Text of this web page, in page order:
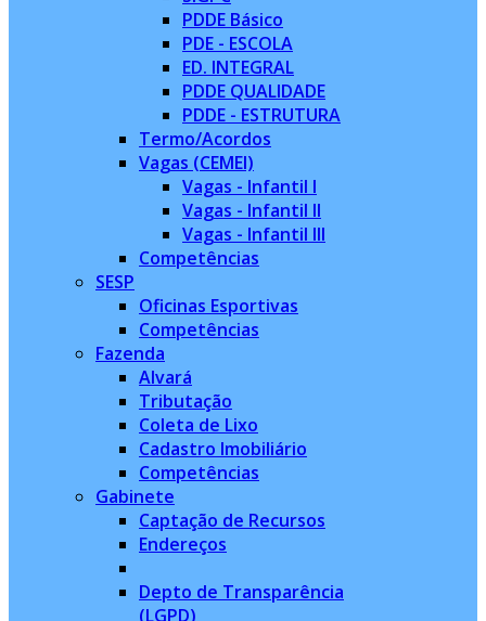
PDDE Básico
PDE - ESCOLA
ED. INTEGRAL
PDDE QUALIDADE
PDDE - ESTRUTURA
Termo/Acordos
Vagas (CEMEI)
Vagas - Infantil I
Vagas - Infantil II
Vagas - Infantil III
Competências
SESP
Oficinas Esportivas
Competências
Fazenda
Alvará
Tributação
Coleta de Lixo
Cadastro Imobiliário
Competências
Gabinete
Captação de Recursos
Endereços
Depto de Transparência
(LGPD)